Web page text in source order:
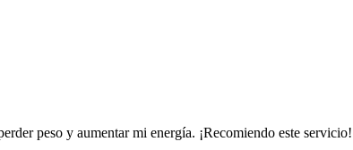
peso y aumentar mi energía. ¡Recomiendo este servicio!